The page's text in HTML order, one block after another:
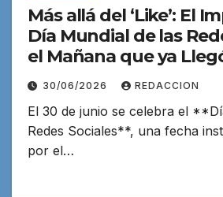
Más allá del ‘Like’: El
Día Mundial de las
el Mañana que ya
30/06/2026 REDACCION
El 30 de junio se celebra el
Redes Sociales**, una fecha
por el…